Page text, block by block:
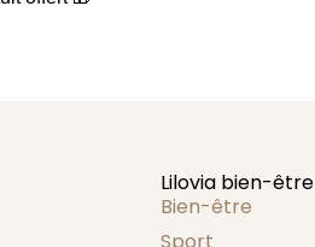
Lilovia bien-être
Bien-être